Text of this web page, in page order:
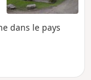
dans le pays